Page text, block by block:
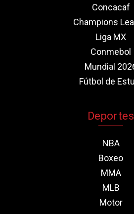
Concacaf
Champions
Liga MX
Conmebol
Mundial
Fútbol de
Deportes
NBA
Boxeo
MMA
MLB
Motor